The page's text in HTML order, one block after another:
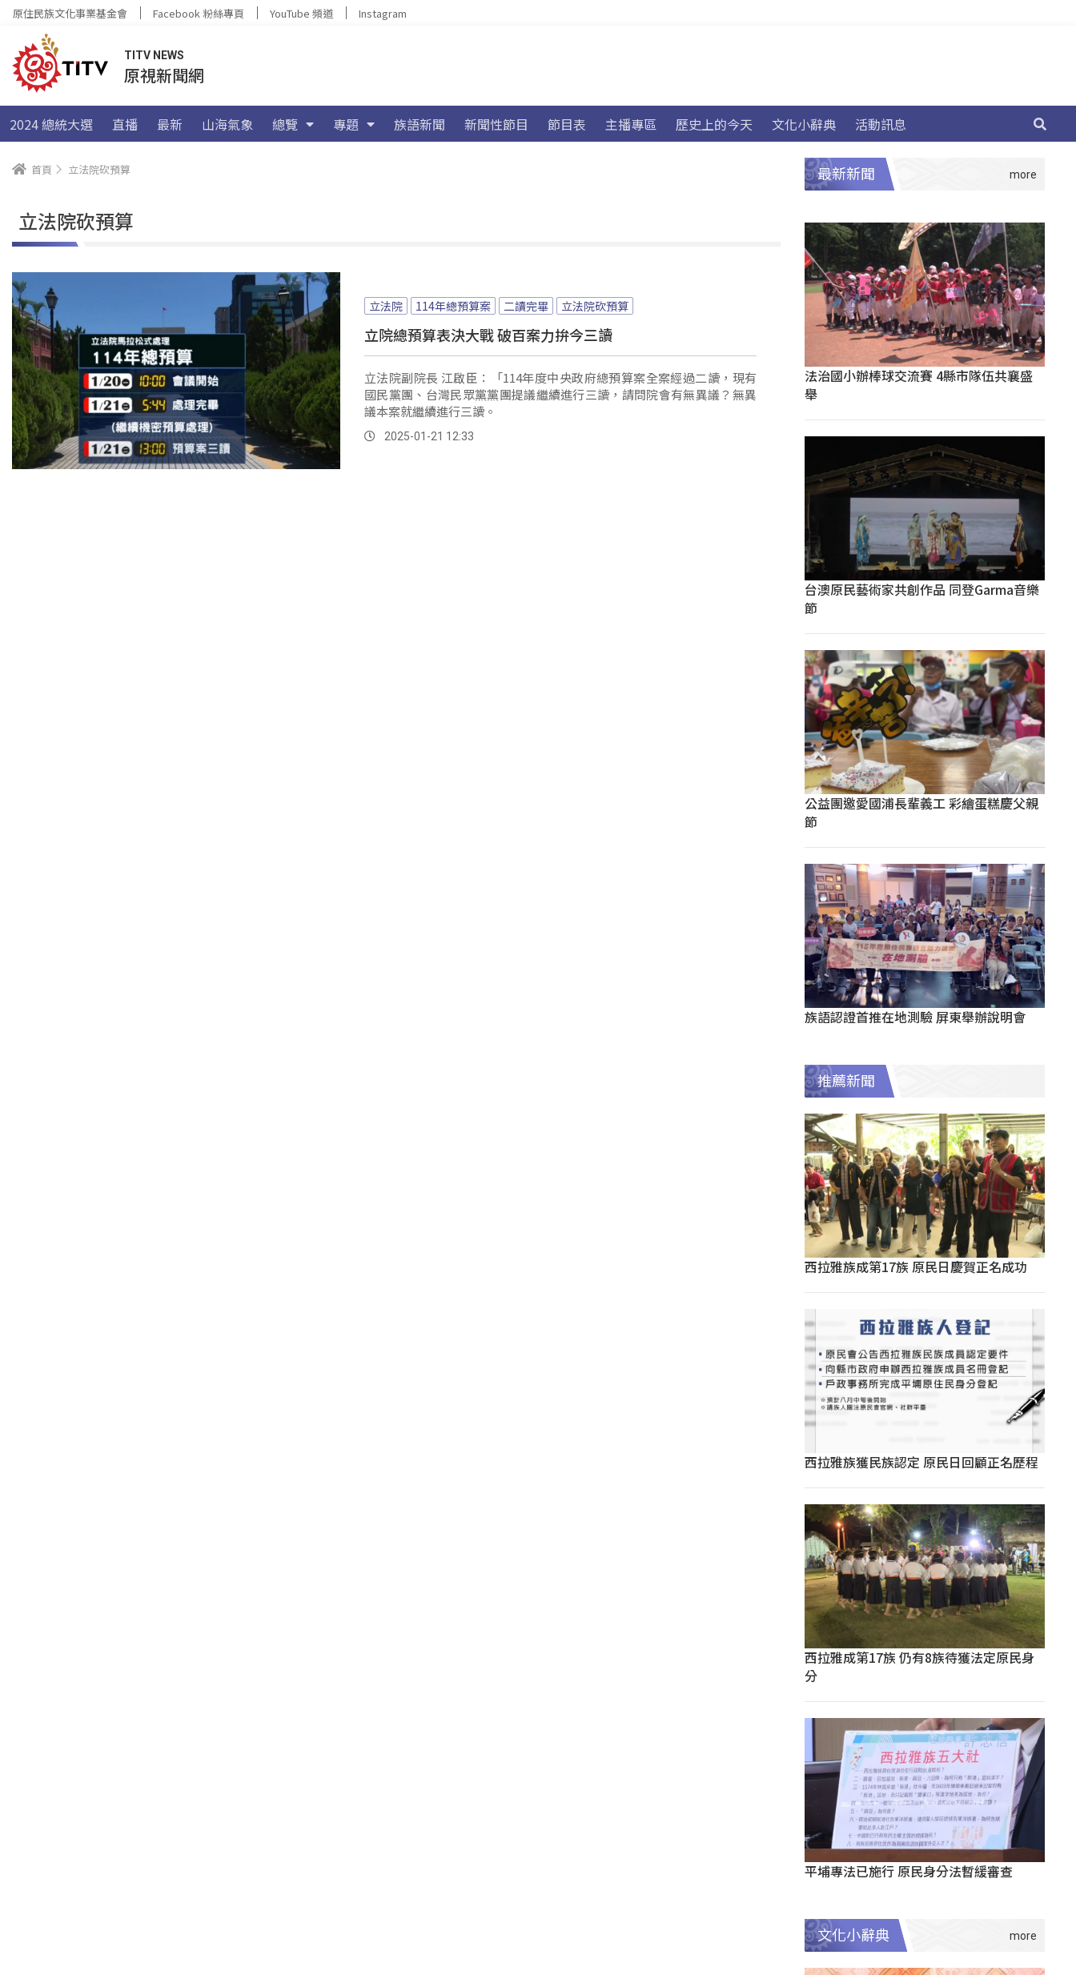
原住民族文化事業基金會 Facebook 粉絲專頁 YouTube 頻道 Instagram
TITV NEWS
原視新聞網
2024 總統大選 直播 最新 山海氣象 總覽 專題 族語新聞 新聞性節目 節目表 主播專區 歷史上的今天 文化小辭典 活動訊息
首頁 立法院砍預算
立法院砍預算
立法院 114年總預算案 二讀完畢 立法院砍預算
立院總預算表決大戰 破百案力拚今三讀
立法院副院長 江啟臣：「114年度中央政府總預算案全案經過二讀，現有
國民黨團、台灣民眾黨黨團提議繼續進行三讀，請問院會有無異議？無異
議本案就繼續進行三讀。
2025-01-21 12:33
最新新聞
法治國小辦棒球交流賽 4縣市隊伍共襄盛
舉
台澳原民藝術家共創作品 同登Garma音樂
節
公益團邀愛國浦長輩義工 彩繪蛋糕慶父親
節
族語認證首推在地測驗 屏東舉辦說明會
推薦新聞
西拉雅族成第17族 原民日慶賀正名成功
西拉雅族獲民族認定 原民日回顧正名歷程
西拉雅成第17族 仍有8族待獲法定原民身
分
平埔專法已施行 原民身分法暫緩審查
文化小辭典